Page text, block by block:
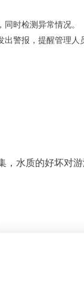
时检测异常情况。
警报，提醒管理人
水质的好坏对游
服务，确保水质